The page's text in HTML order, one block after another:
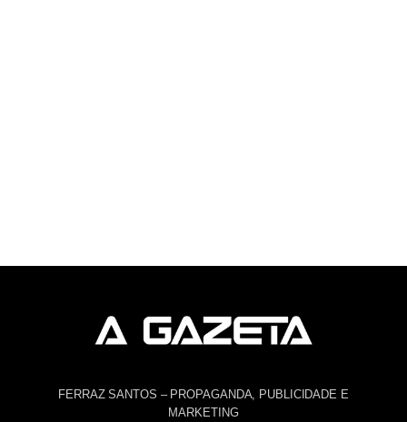
FERRAZ SANTOS – PROPAGANDA, PUBLICIDADE E
MARKETING